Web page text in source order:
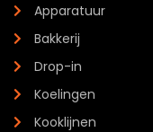
Apparatuur
Bakkerij
Drop-in
Koelingen
Kooklijnen